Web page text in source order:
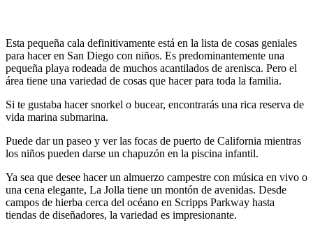
Esta pequeña cala definitivamente está en la lista de cosas geniales
para hacer en San Diego con niños. Es predominantemente una
pequeña playa rodeada de muchos acantilados de arenisca. Pero el
área tiene una variedad de cosas que hacer para toda la familia.
Si te gustaba hacer snorkel o bucear, encontrarás una rica reserva de
vida marina submarina.
Puede dar un paseo y ver las focas de puerto de California mientras
los niños pueden darse un chapuzón en la piscina infantil.
Ya sea que desee hacer un almuerzo campestre con música en vivo o
una cena elegante, La Jolla tiene un montón de avenidas. Desde
campos de hierba cerca del océano en Scripps Parkway hasta
tiendas de diseñadores, la variedad es impresionante.